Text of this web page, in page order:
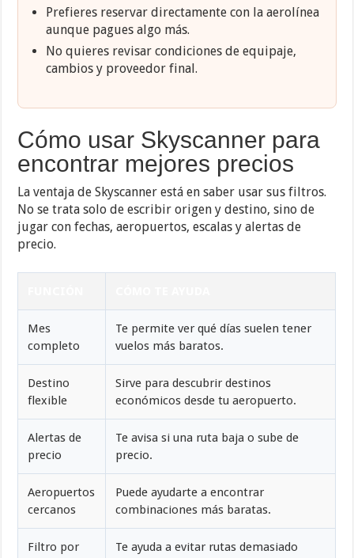
Prefieres reservar directamente con la aerolínea
aunque pagues algo más.
No quieres revisar condiciones de equipaje,
cambios y proveedor final.
Cómo usar Skyscanner para
encontrar mejores precios
La ventaja de Skyscanner está en saber usar sus filtros.
No se trata solo de escribir origen y destino, sino de
jugar con fechas, aeropuertos, escalas y alertas de
precio.
Mes
completo
Te permite ver qué días suelen tener
vuelos más baratos.
Destino
flexible
Sirve para descubrir destinos
económicos desde tu aeropuerto.
Alertas de
precio
Te avisa si una ruta baja o sube de
precio.
Aeropuertos
cercanos
Puede ayudarte a encontrar
combinaciones más baratas.
Filtro por
Te ayuda a evitar rutas demasiado